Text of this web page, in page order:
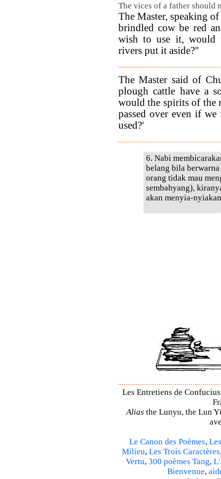
The vices of a father should
The Master, speaking
brindled cow be red
wish to use it, would
rivers put it aside?"
The Master said of
plough cattle have a
would the spirits of the
passed over even if
used?'
6. Nabi
belang bila
orang tidak mau
sembahyang),
akan menyia-
Les Entretiens de
Alias the Lunyu, the Lun
Le Canon des Poèmes,
Milieu, Les Trois Caractères
Vertu, 300 poèmes Tang,
Bienvenue,